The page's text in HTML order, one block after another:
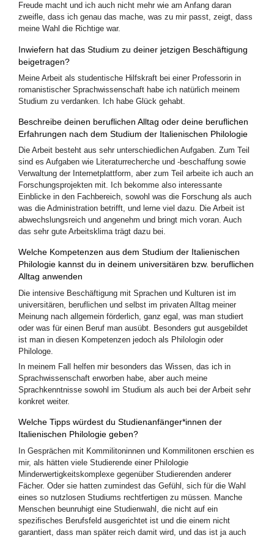
Freude macht und ich auch nicht mehr wie am Anfang daran
zweifle, dass ich genau das mache, was zu mir passt, zeigt, dass
meine Wahl die Richtige war.
Inwiefern hat das Studium zu deiner jetzigen Beschäftigung
beigetragen?
Meine Arbeit als studentische Hilfskraft bei einer Professorin in
romanistischer Sprachwissenschaft habe ich natürlich meinem
Studium zu verdanken. Ich habe Glück gehabt.
Beschreibe deinen beruflichen Alltag oder deine beruflichen
Erfahrungen nach dem Studium der Italienischen Philologie
Die Arbeit besteht aus sehr unterschiedlichen Aufgaben. Zum Teil
sind es Aufgaben wie Literaturrecherche und -beschaffung sowie
Verwaltung der Internetplattform, aber zum Teil arbeite ich auch an
Forschungsprojekten mit. Ich bekomme also interessante
Einblicke in den Fachbereich, sowohl was die Forschung als auch
was die Administration betrifft, und lerne viel dazu. Die Arbeit ist
abwechslungsreich und angenehm und bringt mich voran. Auch
das sehr gute Arbeitsklima trägt dazu bei.
Welche Kompetenzen aus dem Studium der Italienischen
Philologie kannst du in deinem universitären bzw. beruflichen
Alltag anwenden
Die intensive Beschäftigung mit Sprachen und Kulturen ist im
universitären, beruflichen und selbst im privaten Alltag meiner
Meinung nach allgemein förderlich, ganz egal, was man studiert
oder was für einen Beruf man ausübt. Besonders gut ausgebildet
ist man in diesen Kompetenzen jedoch als Philologin oder
Philologe.
In meinem Fall helfen mir besonders das Wissen, das ich in
Sprachwissenschaft erworben habe, aber auch meine
Sprachkenntnisse sowohl im Studium als auch bei der Arbeit sehr
konkret weiter.
Welche Tipps würdest du Studienanfänger*innen der
Italienischen Philologie geben?
In Gesprächen mit Kommilitoninnen und Kommilitonen erschien es
mir, als hätten viele Studierende einer Philologie
Minderwertigkeitskomplexe gegenüber Studierenden anderer
Fächer. Oder sie hatten zumindest das Gefühl, sich für die Wahl
eines so nutzlosen Studiums rechtfertigen zu müssen. Manche
Menschen beunruhigt eine Studienwahl, die nicht auf ein
spezifisches Berufsfeld ausgerichtet ist und die einem nicht
garantiert, dass man später reich damit wird, und das ist ja auch